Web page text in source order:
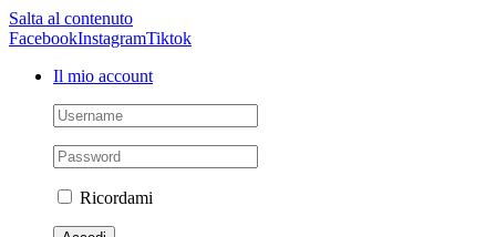
Salta al contenuto
FacebookInstagramTiktok
Il mio account
Ricordami